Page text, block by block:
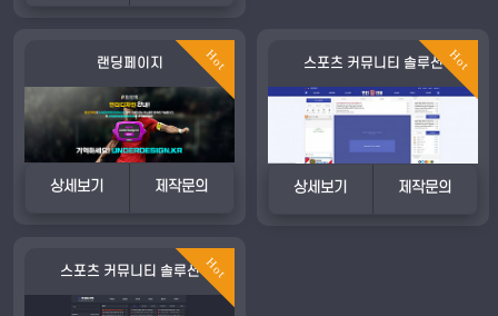
Hot
랜딩페이지
상세보기 제작문의
Hot
스포츠 커뮤니티 솔루션
상세보기 제작문의
Hot
스포츠 커뮤니티 솔루션